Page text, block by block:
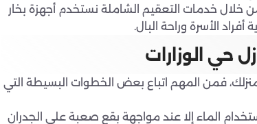
خلال خدمات التعقيم الشاملة نستخدم أجهزة بخار
الأسرة وراحة البال.
حي الوزارات
فمن المهم اتباع بعض الخطوات البسيطة التي
الماء إلا عند مواجهة بقع صعبة على الجدران